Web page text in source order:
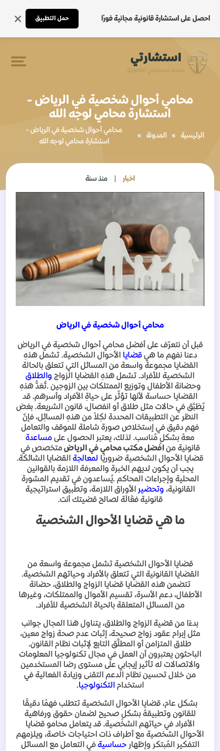
احصل على استشارة قانونية مجانية فورًا حمل التطبيق
محامي أحوال شخصية في الرياض -
استشارة محامي لوجه الله
الرئيسية » المدونة »
محامي أحوال شخصية في الرياض -
استشارة محامي لوجه الله
اخبار منذ سنة
محامي أحوال شخصية في الرياض
قبل أن نتعرّف على أفضل محامي أحوال شخصية في الرياض
دعنا نفهم ما هيقضايا الأحوال الشخصية. تشمل هذهِ
القضايا مجموعة واسعة من المسائل التي تتعلق بالحالة
الشخصية للأفراد. تشمل هذهِ القضايا الزواج والطلاق
وحضانة الأطفال وتوزيع الممتلكات بين الزوجين .تُعَدُّ هذهِ
القضايا حساسة لأنها تؤثّر على حياةِ الأفراد وأسرهم. قد
يُطَبَّق في حالات مثل طلاق أو انفصال، قانون الشريعة. بغض
النظر عن التطبيقات المحددة لكِلاً من هذهِ المسائِل، فإنّ
فهم دقیق في إستخلاص صورة شاملة للموقف والتعامل
معهُ بشكلٍ مُناسب. لذلك، يعتبر الحصول على مساعدة
قانونية من افضل مكتب محامي في الرياضمتخصص في
قضايا الأحوال الشخصية ضروريًا لمعالجة القضايا الشائكة.
يجب أن يكون لديهم الخبرة والمعرفة اللازمة بالقوانين
المحلية وإجراءات المحاكم .يُساعدون في تقديم المشورة
القانونية، وتحضير الأوراق اللازمة، وتطبيق استراتيجية
قانونية فعَّالَة لصالح قضيتك أنت.
ما هي قضايا الأحوال الشخصية
قضايا الأحوال الشخصية تشمل مجموعة واسعة من
القضايا القانونية التي تتعلق بالأفراد وحياتهم الشخصية.
تتضمن هذه القضايا قضايا الزواج والطلاق، حضانة
الأطفال، دعم الأسرة، تقسيم الأموال والممتلكات، وغيرها
من المسائل المتعلقة بالحياة الشخصية للأفراد.
بدءًا من قضية الزواج والطلاق، يتناول هذا المجال جوانب
مثل إبرام عقود زواج صحيحة، إثبات عدم صحة زواج معين،
طلاق المتزامن أو المطلَّق التابع لإثبات نظام القانون.
الباحثون يعتبرون أن العمل في مجال تكنولوجيا المعلومات
والاتصالات له تأثير إيجابي على مستوى رضا المستخدمين
من خلال تحسين نظام الدعم التقنى وزيادة الفعالية في
استخدامالتكنولوجيا.
بشكل عام، قضايا الأحوال الشخصية تتطلب فهمًا دقيقًا
للقانون وتطبيقهُ بشكلٍ صحيح لضمان حقوق ورفاهية
الأفراد في حياتهم الشخصية. قد يتعامل محامو قضايا
الأحوال الشخصية مع أطراف ذات احتياجات خاصة، ويلزمهم
التفكير المُبتكر وإظهارحساسيةفي التعامل مع المسائل